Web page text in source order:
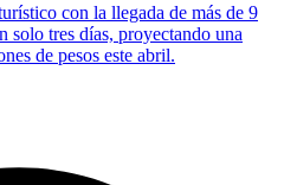
con la llegada de más de 9
solo tres días, proyectando una
de pesos este abril.